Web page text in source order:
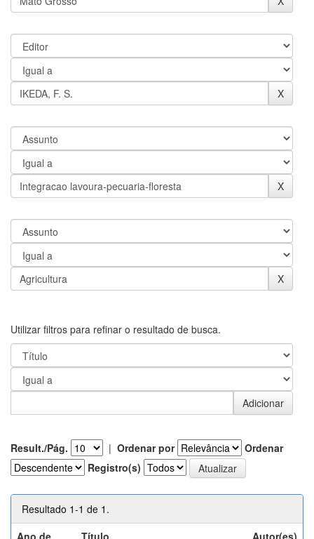
Utilizar filtros para refinar o resultado de busca.
Result./Pág. | Ordenar por
Ordenar
Registro(s)
Resultado 1-1 de 1.
Ano de
Título Autor(es)